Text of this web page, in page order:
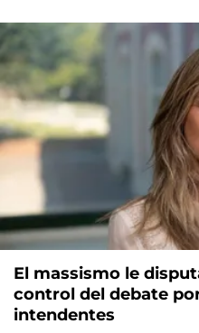
El massismo le
control del debate
intendentes